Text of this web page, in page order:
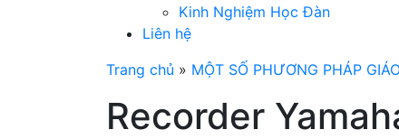
Kinh Nghiệm Học Đàn
Liên hệ
Trang chủ » MỘT SỐ PHƯƠNG PHÁP
Recorder